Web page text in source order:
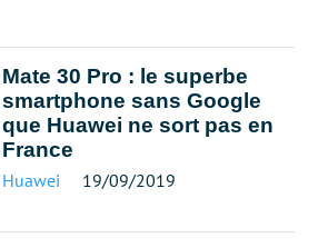
Mate 30 Pro : le superbe
smartphone sans Google
que Huawei ne sort pas en
France
Huawei 19/09/2019